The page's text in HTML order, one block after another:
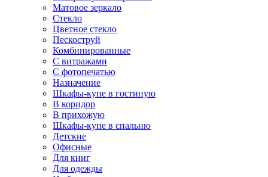
Матовое зеркало
Стекло
Цветное стекло
Пескоструй
Комбинированные
С витражами
С фотопечатью
Назначение
Шкафы-купе в гостиную
В коридор
В прихожую
Шкафы-купе в спальню
Детские
Офисные
Для книг
Для одежды